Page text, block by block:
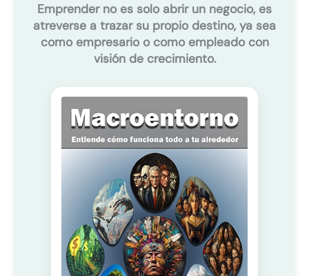
Emprender no es solo abrir un negocio, es
atreverse a trazar su propio destino, ya sea
como empresario o como empleado con
visión de crecimiento.